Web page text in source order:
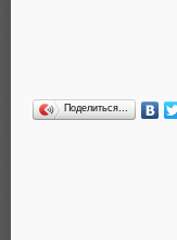
Поделиться…